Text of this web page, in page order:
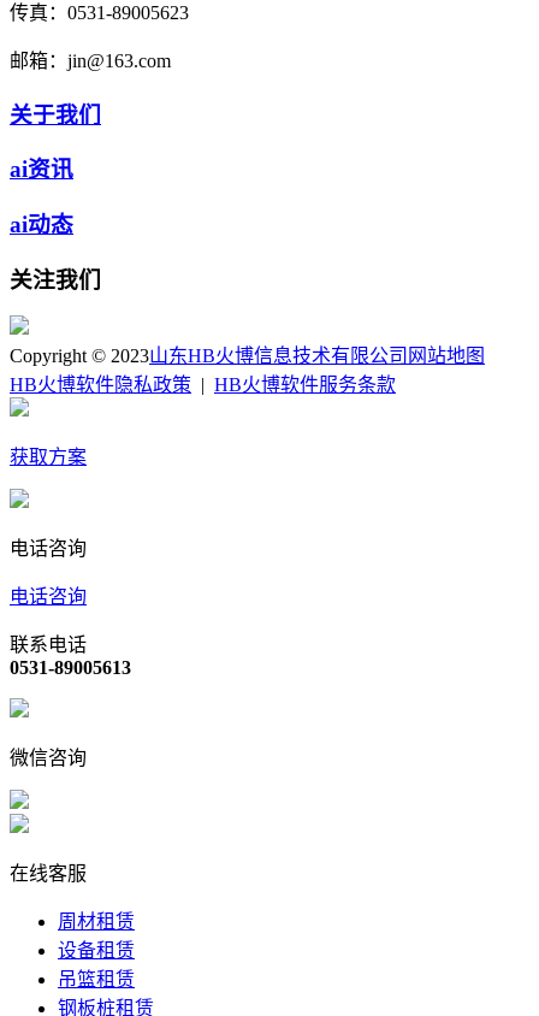
传真： 0531-89005623
邮箱： jin@163.com
关于我们
ai资讯
ai动态
关注我们
Copyright © 2023山东HB火博信息技术有限公司 网站地图
HB火博软件隐私政策
HB火博软件服务条款
获取方案
电话咨询
电话咨询
联系电话
0531-89005613
微信咨询
在线客服
周材租赁
设备租赁
吊篮租赁
钢板桩租赁